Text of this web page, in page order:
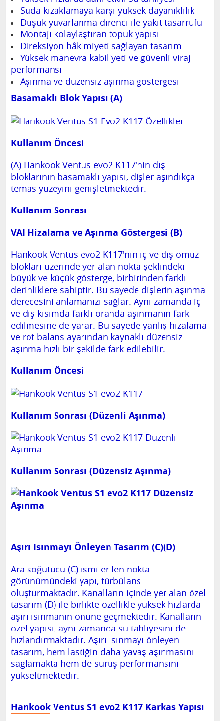
Suda kızaklamaya karşı yüksek dayanıklılık
Düşük yuvarlanma direnci ile yakıt tasarrufu
Montajı kolaylaştıran topuk yapısı
Direksiyon hâkimiyeti sağlayan tasarım
Yüksek manevra kabiliyeti ve güvenli viraj
performansı
Aşınma ve düzensiz aşınma göstergesi
Basamaklı Blok Yapısı (A)
Kullanım Öncesi
(A) Hankook Ventus evo2 K117'nin dış
bloklarının basamaklı yapısı, dişler aşındıkça
temas yüzeyini genişletmektedir.
Kullanım Sonrası
VAI Hizalama ve Aşınma Göstergesi (B)
Hankook Ventus evo2 K117'nin iç ve dış omuz
blokları üzerinde yer alan nokta şeklindeki
büyük ve küçük gösterge, birbirinden farklı
derinliklere sahiptir. Bu sayede dişlerin aşınma
derecesini anlamanızı sağlar. Aynı zamanda iç
ve dış kısımda farklı oranda aşınmanın fark
edilmesine de yarar. Bu sayede yanlış hizalama
ve rot balans ayarından kaynaklı düzensiz
aşınma hızlı bir şekilde fark edilebilir.
Kullanım Öncesi
Kullanım Sonrası (Düzenli Aşınma)
Kullanım Sonrası (Düzensiz Aşınma)
Aşırı Isınmayı Önleyen Tasarım (C)(D)
Ara soğutucu (C) ismi erilen nokta
görünümündeki yapı, türbülans
oluşturmaktadır. Kanalların içinde yer alan özel
tasarım (D) ile birlikte özellikle yüksek hızlarda
aşırı ısınmanın önüne geçmektedir. Kanalların
özel yapısı, aynı zamanda su tahliyesini de
hızlandırmaktadır. Aşırı ısınmayı önleyen
tasarım, hem lastiğin daha yavaş aşınmasını
sağlamakta hem de sürüş performansını
yükseltmektedir.
Hankook Ventus S1 evo2 K117 Karkas Yapısı